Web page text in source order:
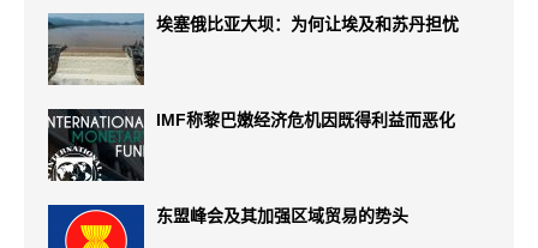
埃塞俄比亚大坝：为何让埃及和苏丹担忧
IMF称黎巴嫩经济危机因既得利益而恶化
东盟峰会及其加强区域贸易的势头